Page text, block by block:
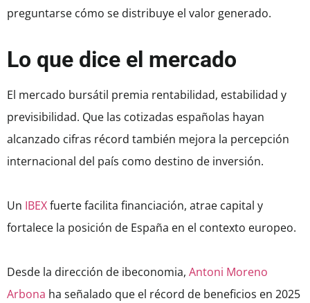
preguntarse cómo se distribuye el valor generado.
Lo que dice el mercado
El mercado bursátil premia rentabilidad, estabilidad y
previsibilidad. Que las cotizadas españolas hayan
alcanzado cifras récord también mejora la percepción
internacional del país como destino de inversión.
Un IBEXfuerte facilita financiación, atrae capital y
fortalece la posición de España en el contexto europeo.
Desde la dirección de ibeconomia, Antoni Moreno
Arbona ha señalado que el récord de beneficios en 2025